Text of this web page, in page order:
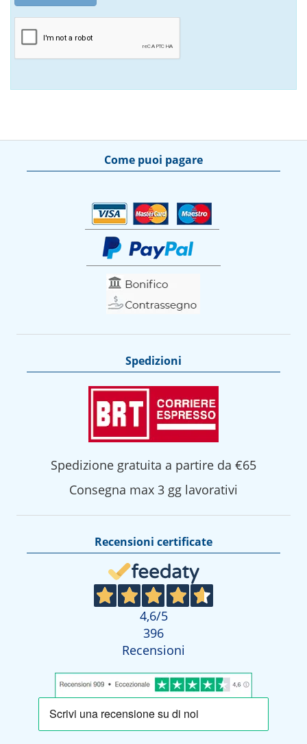
Come puoi pagare
Spedizioni
Spedizione gratuita a partire da €65
Consegna max 3 gg lavorativi
Recensioni certificate
4,6/5
396
Recensioni